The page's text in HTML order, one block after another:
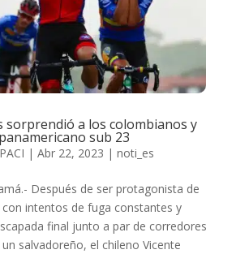
sorprendió a los colombianos y
sub 23
| Abr 22, 2023 | noti_es
Después de ser protagonista de
intentos de fuga constantes y
final junto a par de corredores
salvadoreño, el chileno Vicente